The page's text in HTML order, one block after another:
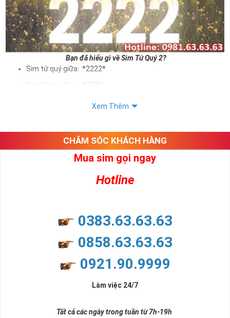
Bạn đã hiểu gì về Sim Tứ Quý 2?
Sim tứ quý giữa: *2222*
Sim tứ quý đuôi: *2222
như sự sắp xếp của các con số trong sim.
Ý nghĩa sim tứ quý 2
nhiều thành công, thăng tiến hơn.
và tính hai mặt. Số 2 thúc giục chúng ta lựa chọn, dựa vào những
đời, nơi bạn phải đưa ra những quyết định quan trọng.
Xem Thêm
CHĂM SÓC KHÁCH HÀNG
Mua sim gọi ngay
Hotline
0383.63.63.63
0858.63.63.63
0921.90.9999
Làm việc 24/7
Tất cả các ngày trong tuần từ 7h-19h